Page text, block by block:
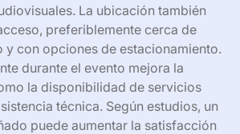
La ubicación también
preferiblemente cerca de
con opciones de estacionamiento.
durante el evento mejora la
la disponibilidad de servicios
técnica. Según estudios, un
puede aumentar la satisfacción